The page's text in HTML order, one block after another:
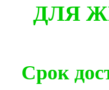
ДЛЯ
Срок